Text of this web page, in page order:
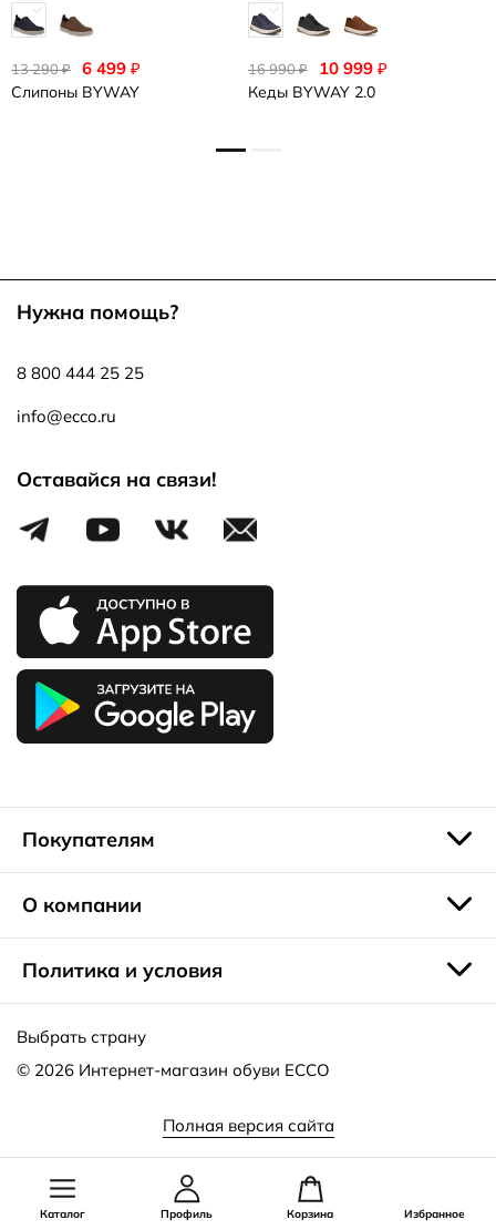
6 499 ₽
13 290₽
Слипоны BYWAY
10 999 ₽
16 990₽
Кеды BYWAY 2.0
Каталог Профиль Корзина Избранное
Нужна помощь?
8 800 444 25 25
info@ecco.ru
Оставайся на связи!
Покупателям
О компании
Политика и условия
Выбрать страну
© 2026 Интернет-магазин обуви ECCO
Полная версия сайта